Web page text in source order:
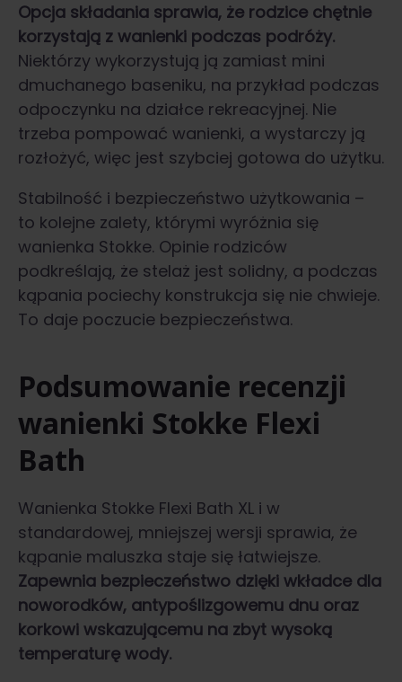
Opcja składania sprawia, że rodzice chętnie
korzystają z wanienki podczas podróży.
Niektórzy wykorzystują ją zamiast mini
dmuchanego baseniku, na przykład podczas
odpoczynku na działce rekreacyjnej. Nie
trzeba pompować wanienki, a wystarczy ją
rozłożyć, więc jest szybciej gotowa do użytku.
Stabilność i bezpieczeństwo użytkowania –
to kolejne zalety, którymi wyróżnia się
wanienka Stokke. Opinie rodziców
podkreślają, że stelaż jest solidny, a podczas
kąpania pociechy konstrukcja się nie chwieje.
To daje poczucie bezpieczeństwa.
Podsumowanie recenzji
wanienki Stokke Flexi
Bath
Wanienka Stokke Flexi Bath XL i w
standardowej, mniejszej wersji sprawia, że
kąpanie maluszka staje się łatwiejsze.
Zapewnia bezpieczeństwo dzięki wkładce dla
noworodków, antypoślizgowemu dnu oraz
korkowi wskazującemu na zbyt wysoką
temperaturę wody.